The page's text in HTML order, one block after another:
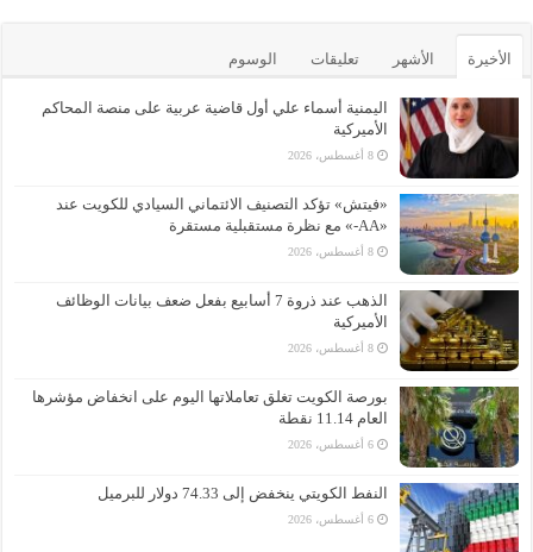
الأخيرة الأشهر تعليقات الوسوم
اليمنية أسماء علي أول قاضية عربية على منصة المحاكم
الأميركية
8 أغسطس، 2026
«فيتش» تؤكد التصنيف الائتماني السيادي للكويت عند
«AA-» مع نظرة مستقبلية مستقرة
8 أغسطس، 2026
الذهب عند ذروة 7 أسابيع بفعل ضعف بيانات الوظائف
الأميركية
8 أغسطس، 2026
بورصة الكويت تغلق تعاملاتها اليوم على انخفاض مؤشرها
العام 11.14 نقطة
6 أغسطس، 2026
النفط الكويتي ينخفض إلى 74.33 دولار للبرميل
6 أغسطس، 2026